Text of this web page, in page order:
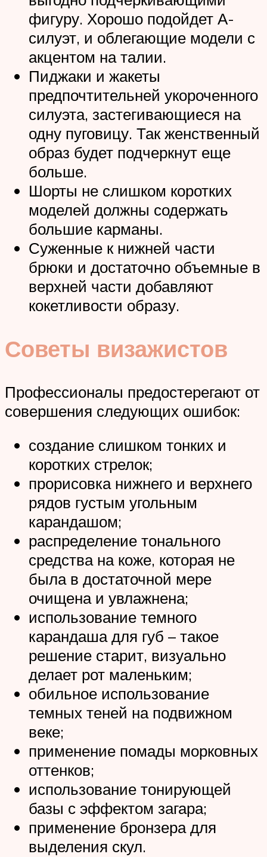
фигуру. Хорошо подойдет А-
силуэт, и облегающие модели с
акцентом на талии.
Пиджаки и жакеты
предпочтительней укороченного
силуэта, застегивающиеся на
одну пуговицу. Так женственный
образ будет подчеркнут еще
больше.
Шорты не слишком коротких
моделей должны содержать
большие карманы.
Суженные к нижней части
брюки и достаточно объемные в
верхней части добавляют
кокетливости образу.
Советы визажистов
Профессионалы предостерегают от
совершения следующих ошибок:
создание слишком тонких и
коротких стрелок;
прорисовка нижнего и верхнего
рядов густым угольным
карандашом;
распределение тонального
средства на коже, которая не
была в достаточной мере
очищена и увлажнена;
использование темного
карандаша для губ – такое
решение старит, визуально
делает рот маленьким;
обильное использование
темных теней на подвижном
веке;
применение помады морковных
оттенков;
использование тонирующей
базы с эффектом загара;
применение бронзера для
выделения скул.